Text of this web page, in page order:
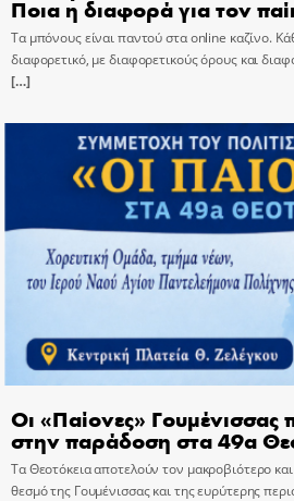
Ποια η διαφορά για τον
Τα μπόνους είναι παντού στα online καζίνο.
διαφορετικό, με διαφορετικούς όρους και
[…]
Οι «Παίονες» Γουμένισσας
στην παράδοση στα 49α
Τα Θεοτόκεια αποτελούν τον μακροβιότερο
θεσμό της Γουμένισσας και της ευρύτερης